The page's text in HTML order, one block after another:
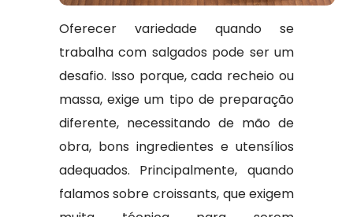
Oferecer variedade quando se
trabalha com salgados pode ser um
desafio. Isso porque, cada recheio ou
massa, exige um tipo de preparação
diferente, necessitando de mão de
obra, bons ingredientes e utensílios
adequados. Principalmente, quando
falamos sobre croissants, que exigem